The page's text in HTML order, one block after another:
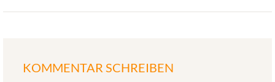
KOMMENTAR SCHREIBEN